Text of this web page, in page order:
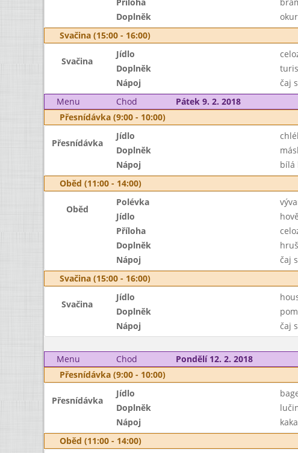
Doplněk
Svačina (15:00 - 16:00)
Svačina
Jídlo
Doplněk
Nápoj
čaj
Menu
Chod Pátek 9. 2. 2018
Přesnídávka (9:00 - 10:00)
Přesnídávka
Jídlo
Doplněk
Nápoj
bílá
Oběd (11:00 - 14:00)
Oběd
Polévka
Jídlo
Příloha
Doplněk
Nápoj
čaj
Svačina (15:00 - 16:00)
Svačina
Jídlo
Doplněk
Nápoj
čaj
Menu
Chod Pondělí 12. 2. 2018
Přesnídávka (9:00 - 10:00)
Přesnídávka
Jídlo
Doplněk
Nápoj
Oběd (11:00 - 14:00)